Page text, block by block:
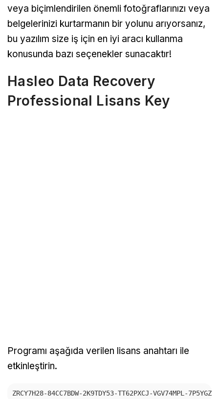
veya biçimlendirilen önemli fotoğraflarınızı veya
belgelerinizi kurtarmanın bir yolunu arıyorsanız,
bu yazılım size iş için en iyi aracı kullanma
konusunda bazı seçenekler sunacaktır!
Hasleo Data Recovery
Professional Lisans Key
Programı aşağıda verilen lisans anahtarı ile
etkinleştirin.
ZRCY7H28-84CC7BDW-2K9TDY53-TT62PXCJ-VGV74MPL-7P5YGZ9L